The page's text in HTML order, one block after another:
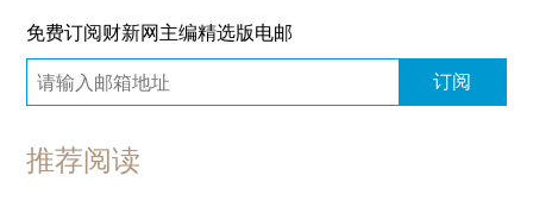
免费订阅财新网主编精选版电邮
订阅
推荐阅读